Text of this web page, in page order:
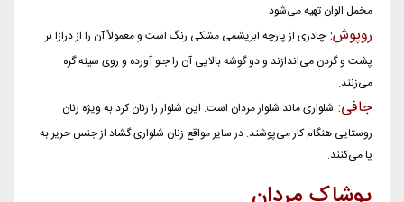
مخمل الوان تهیه می‌شود.
روپوش: چادری از پارچه ابریشمی مشکی رنگ است و معمولاً آن را از درازا بر
پشت و گردن می‌اندازند و دو گوشه بالایی آن را جلو آورده و روی سینه گره
می‌زنند.
جافی: شلواری ماند شلوار مردان است. این شلوار را زنان کرد به ویژه زنان
روستایی هنگام کار می‌پوشند. در سایر مواقع زنان شلواری گشاد از جنس حریر به
پا می‌کنند.